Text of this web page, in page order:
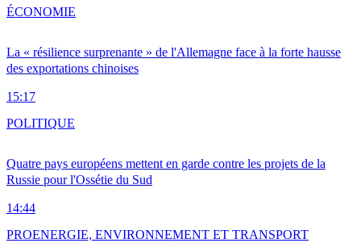
La « résilience surprenante » de l'Allemagne face à la forte hausse
des exportations chinoises
15:17
ÉCONOMIE
Quatre pays européens mettent en garde contre les projets de la
Russie pour l'Ossétie du Sud
14:44
POLITIQUE
PROENERGIE, ENVIRONNEMENT ET TRANSPORT